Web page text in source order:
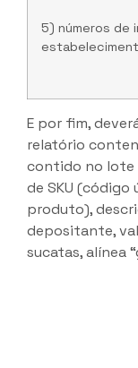
5) números de
E por fim,
relatório
contido no lote
de SKU
produto),
depositante,
sucatas, alínea